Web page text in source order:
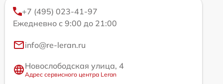
+7 (495) 023-41-97
Ежедневно с 9:00 до 21:00
info@re-leran.ru
Новослободская улица, 4
Адрес сервисного центра Leran